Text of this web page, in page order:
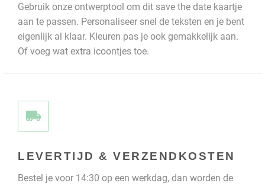
Gebruik onze ontwerptool om dit save the date kaartje
aan te passen. Personaliseer snel de teksten en je bent
eigenlijk al klaar. Kleuren pas je ook gemakkelijk aan.
Of voeg wat extra icoontjes toe.
LEVERTIJD & VERZENDKOSTEN
Bestel je voor 14:30 op een werkdag, dan worden de